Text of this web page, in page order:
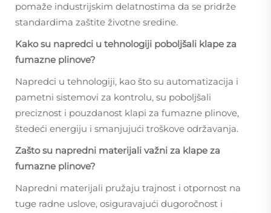
pomaže industrijskim delatnostima da se pridrže
standardima zaštite životne sredine.
Kako su napredci u tehnologiji poboljšali klape za
fumazne plinove?
Napredci u tehnologiji, kao što su automatizacija i
pametni sistemovi za kontrolu, su poboljšali
preciznost i pouzdanost klapi za fumazne plinove,
štedeći energiju i smanjujući troškove održavanja.
Zašto su napredni materijali važni za klape za
fumazne plinove?
Napredni materijali pružaju trajnost i otpornost na
tuge radne uslove, osiguravajući dugoročnost i